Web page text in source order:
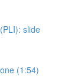
slide
(1:54)